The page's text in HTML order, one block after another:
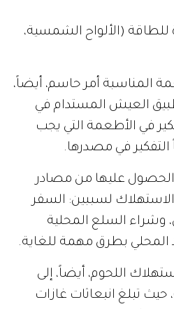
للطاقة (الألواح الشمسية،
المناسبة أمر حاسم، أيضاً،
العيش المستدام في
في الأطعمة التي يجب
التفكير في مصدرها.
الحصول عليها من مصادر
لسببين: السفر
وشراء السلع المحلية
المحلي بطرق مهمة للغاية.
اللحوم، أيضاً، إلى
حيث تبلغ انبعاثات غازات